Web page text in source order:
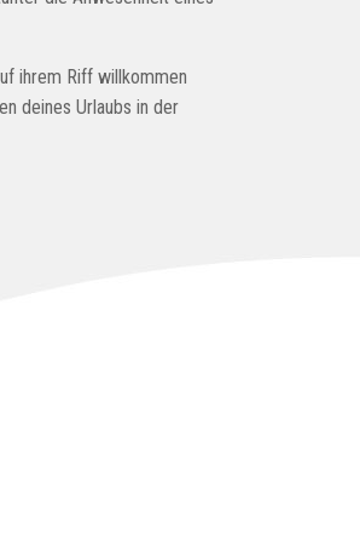
ihrem Riff willkommen
deines Urlaubs in der